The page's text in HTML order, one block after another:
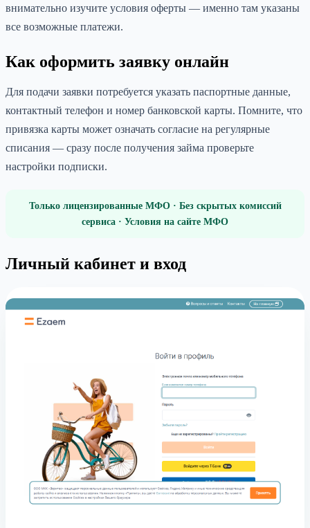
внимательно изучите условия оферты — именно там указаны
все возможные платежи.
Как оформить заявку онлайн
Для подачи заявки потребуется указать паспортные данные,
контактный телефон и номер банковской карты. Помните, что
привязка карты может означать согласие на регулярные
списания — сразу после получения займа проверьте
настройки подписки.
Только лицензированные МФО · Без скрытых комиссий
сервиса · Условия на сайте МФО
Личный кабинет и вход